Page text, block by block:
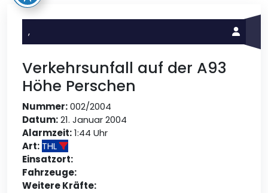
,
Verkehrsunfall auf der A93
Höhe Perschen
Nummer:002/2004
Datum:21. Januar 2004
Alarmzeit:1:44 Uhr
Art: THL
Einsatzort:
Fahrzeuge:
Weitere Kräfte: